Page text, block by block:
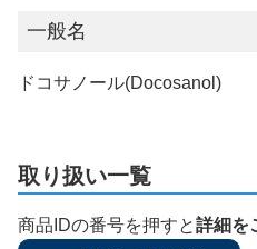
一般名
ドコサノール(Docosanol)
取り扱い一覧
商品IDの番号を押すと詳細を